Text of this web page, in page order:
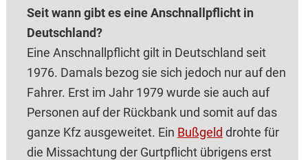
Seit wann gibt es eine Anschnallpflicht in
Deutschland?
Eine Anschnallpflicht gilt in Deutschland seit
1976. Damals bezog sie sich jedoch nur auf den
Fahrer. Erst im Jahr 1979 wurde sie auch auf
Personen auf der Rückbank und somit auf das
ganze Kfz ausgeweitet. Ein Bußgeld drohte für
die Missachtung der Gurtpflicht übrigens erst